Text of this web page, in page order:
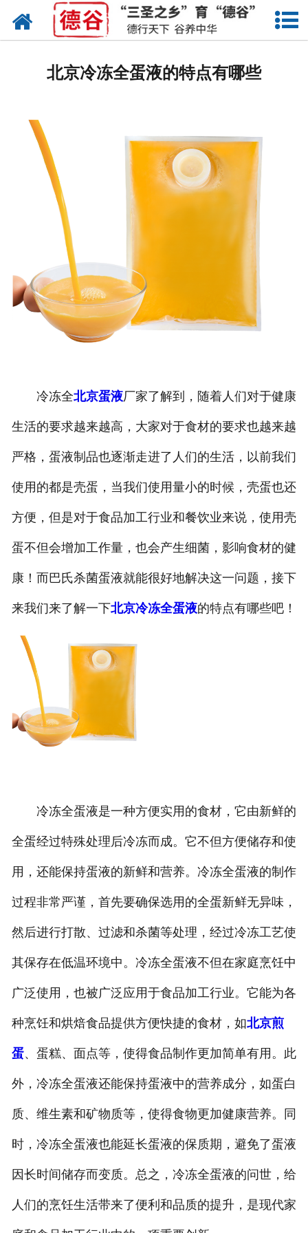
网站首页
产品中心
新闻中心
联系我们
北京冷冻全蛋液的特点有哪些
冷冻全北京蛋液厂家了解到，随着人们对于健康
生活的要求越来越高，大家对于食材的要求也越来越
严格，蛋液制品也逐渐走进了人们的生活，以前我们
使用的都是壳蛋，当我们使用量小的时候，壳蛋也还
方便，但是对于食品加工行业和餐饮业来说，使用壳
蛋不但会增加工作量，也会产生细菌，影响食材的健
康！而巴氏杀菌蛋液就能很好地解决这一问题，接下
来我们来了解一下北京冷冻全蛋液的特点有哪些吧！
冷冻全蛋液是一种方便实用的食材，它由新鲜的
全蛋经过特殊处理后冷冻而成。它不但方便储存和使
用，还能保持蛋液的新鲜和营养。冷冻全蛋液的制作
过程非常严谨，首先要确保选用的全蛋新鲜无异味，
然后进行打散、过滤和杀菌等处理，经过冷冻工艺使
其保存在低温环境中。冷冻全蛋液不但在家庭烹饪中
广泛使用，也被广泛应用于食品加工行业。它能为各
种烹饪和烘焙食品提供方便快捷的食材，如北京煎
蛋、蛋糕、面点等，使得食品制作更加简单有用。此
外，冷冻全蛋液还能保持蛋液中的营养成分，如蛋白
质、维生素和矿物质等，使得食物更加健康营养。同
时，冷冻全蛋液也能延长蛋液的保质期，避免了蛋液
因长时间储存而变质。总之，冷冻全蛋液的问世，给
人们的烹饪生活带来了便利和品质的提升，是现代家